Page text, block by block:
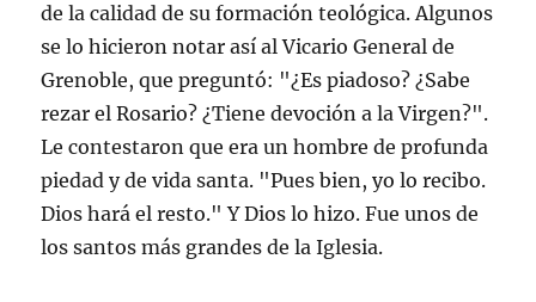
de la calidad de su formación teológica. Algunos
se lo hicieron notar así al Vicario General de
Grenoble, que preguntó: "¿Es piadoso? ¿Sabe
rezar el Rosario? ¿Tiene devoción a la Virgen?".
Le contestaron que era un hombre de profunda
piedad y de vida santa. "Pues bien, yo lo recibo.
Dios hará el resto." Y Dios lo hizo. Fue unos de
los santos más grandes de la Iglesia.